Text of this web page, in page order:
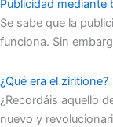
Publicidad mediante
Se sabe que la
funciona. Sin
¿Qué era el ziritione?
¿Recordáis aquello
nuevo y